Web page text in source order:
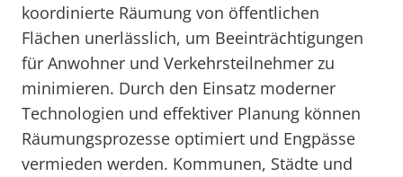
koordinierte Räumung von öffentlichen
Flächen unerlässlich, um Beeinträchtigungen
für Anwohner und Verkehrsteilnehmer zu
minimieren. Durch den Einsatz moderner
Technologien und effektiver Planung können
Räumungsprozesse optimiert und Engpässe
vermieden werden. Kommunen, Städte und